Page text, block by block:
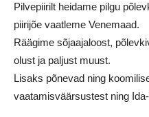
Pilvepiirilt heidame pilgu
piirijõe vaatleme Venemaad.
Räägime sõjaajaloost,
olust ja paljust muust.
Lisaks põnevad ning
vaatamisväärsustest ning